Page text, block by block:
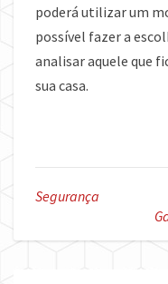
poderá utilizar um
possível fazer a
analisar aquele que
sua casa.
Segurança